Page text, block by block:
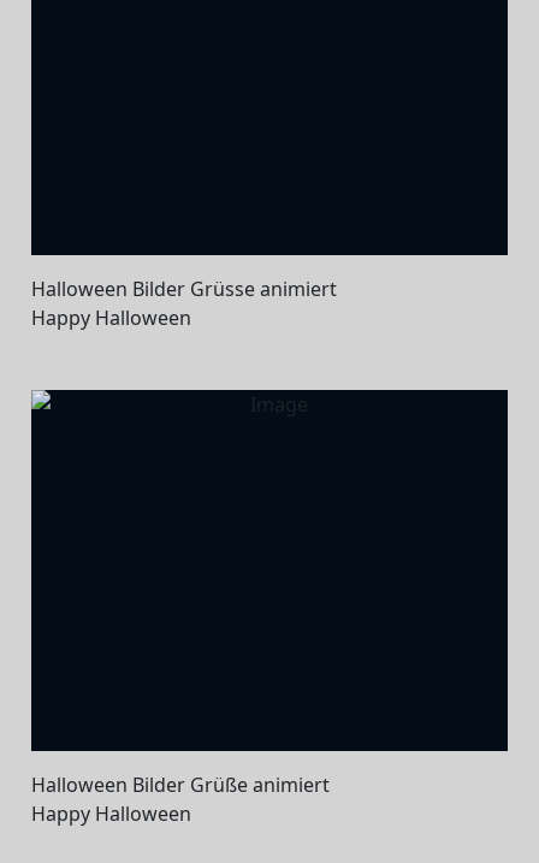
Halloween Bilder Grüsse animiert
Happy Halloween
Halloween Bilder Grüße animiert
Happy Halloween